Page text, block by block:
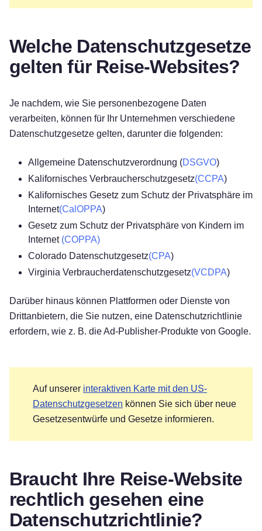
Welche Datenschutzgesetze
gelten für Reise-Websites?
Je nachdem, wie Sie personenbezogene Daten
verarbeiten, können für Ihr Unternehmen verschiedene
Datenschutzgesetze gelten, darunter die folgenden:
Allgemeine Datenschutzverordnung (DSGVO)
Kalifornisches Verbraucherschutzgesetz(CCPA)
Kalifornisches Gesetz zum Schutz der Privatsphäre im
Internet(CalOPPA)
Gesetz zum Schutz der Privatsphäre von Kindern im
Internet (COPPA)
Colorado Datenschutzgesetz(CPA)
Virginia Verbraucherdatenschutzgesetz(VCDPA)
Darüber hinaus können Plattformen oder Dienste von
Drittanbietern, die Sie nutzen, eine Datenschutzrichtlinie
erfordern, wie z. B. die Ad-Publisher-Produkte von Google.
Auf unserer interaktiven Karte mit den US-
Datenschutzgesetzen können Sie sich über neue
Gesetzesentwürfe und Gesetze informieren.
Braucht Ihre Reise-Website
rechtlich gesehen eine
Datenschutzrichtlinie?